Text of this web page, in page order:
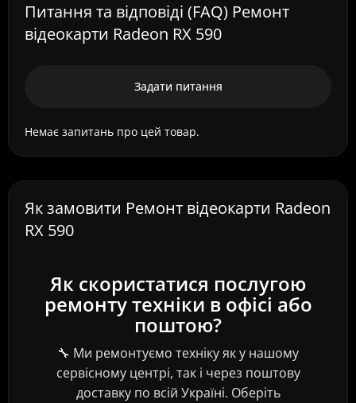
Питання та відповіді (FAQ) Ремонт
відеокарти Radeon RX 590
Задати питання
Немає запитань про цей товар.
Як замовити Ремонт відеокарти Radeon
RX 590
Як скористатися послугою
ремонту техніки в офісі або
поштою?
🔧 Ми ремонтуємо техніку як у нашому
сервісному центрі, так і через поштову
доставку по всій Україні. Оберіть